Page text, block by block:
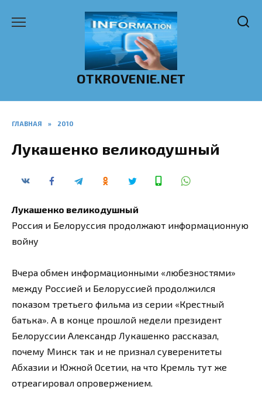
OTKROVENIE.NET
ГЛАВНАЯ » 2010
Лукашенко великодушный
Лукашенко великодушный
Россия и Белоруссия продолжают информационную
войну
Вчера обмен информационными «любезностями»
между Россией и Белоруссией продолжился
показом третьего фильма из серии «Крестный
батька». А в конце прошлой недели президент
Белоруссии Александр Лукашенко рассказал,
почему Минск так и не признал суверенитеты
Абхазии и Южной Осетии, на что Кремль тут же
отреагировал опровержением.